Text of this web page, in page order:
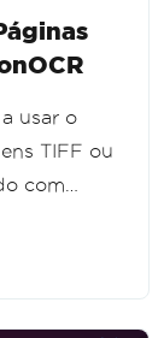
usar o
TIFF ou
com